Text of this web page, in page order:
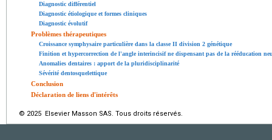
Diagnostic différentiel
Diagnostic étiologique et formes cliniques
Diagnostic évolutif
Problèmes thérapeutiques
Croissance symphysaire particulière dans la classe II division 2 génétique
Finition et hypercorrection de l'angle interincisif ne dispensant pas de la rééducation
Anomalies dentaires : apport de la pluridisciplinarité
Sévérité dentosquelettique
Conclusion
Déclaration de liens d'intérêts
© 2025 Elsevier Masson SAS. Tous droits réservés.